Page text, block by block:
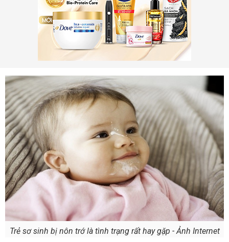
Trẻ sơ sinh bị nôn trớ là tình trạng rất hay gặp - Ảnh Internet